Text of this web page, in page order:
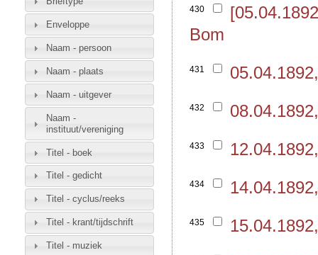
430
Bom
431
432
433
434
435
Enveloppe
Naam - persoon
Naam - plaats
Naam - uitgever
Naam -
instituut/vereniging
Titel - boek
Titel - gedicht
Titel - cyclus/reeks
Titel - krant/tijdschrift
Titel - muziek